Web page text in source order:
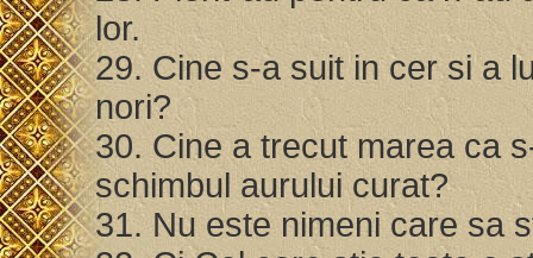
lor.
29. Cine s-a suit in cer si a
nori?
30. Cine a trecut marea ca
schimbul aurului curat?
31. Nu este nimeni care sa